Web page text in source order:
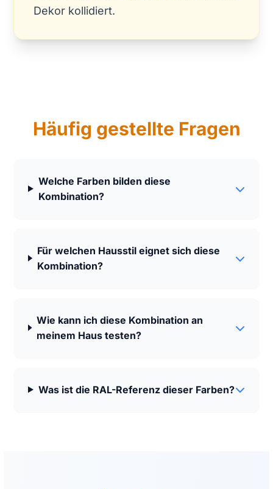
Dekor kollidiert.
Häufig gestellte Fragen
Welche Farben bilden diese
Kombination?
Für welchen Hausstil eignet sich diese
Kombination?
Wie kann ich diese Kombination an
meinem Haus testen?
Was ist die RAL-Referenz dieser Farben?